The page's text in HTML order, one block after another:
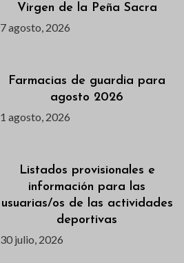
Virgen de la Peña Sacra
7 agosto, 2026
Farmacias de guardia para
agosto 2026
1 agosto, 2026
Listados provisionales e
información para las
usuarias/os de las actividades
deportivas
30 julio, 2026